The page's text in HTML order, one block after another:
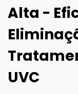
Alta -
UVC